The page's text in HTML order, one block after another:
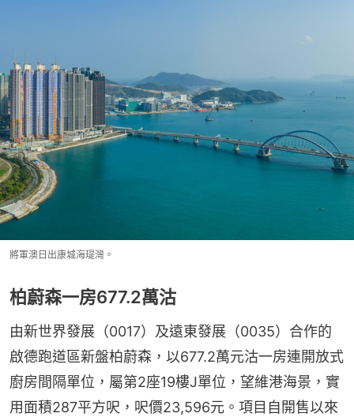
將軍澳日出康城海瑅灣。
柏蔚森一房677.2萬沽
由新世界發展（0017）及遠東發展（0035）合作的
啟德跑道區新盤柏蔚森，以677.2萬元沽一房連開放式
廚房間隔單位，屬第2座19樓J單位，望維港海景，實
用面積287平方呎，呎價23,596元。項目自開售以來